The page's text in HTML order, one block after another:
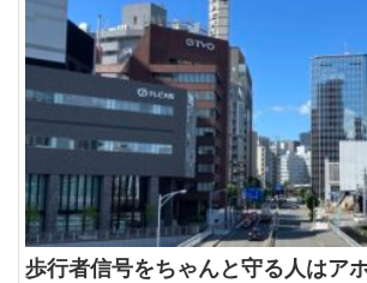
歩行者信号をちゃんと守る人はア